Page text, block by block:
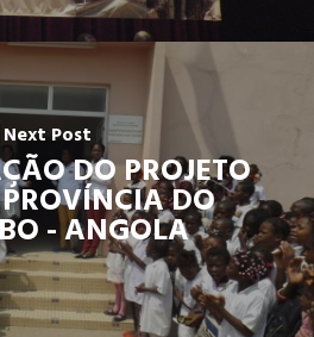
Next Post
DO PROJETO
DO
- ANGOLA